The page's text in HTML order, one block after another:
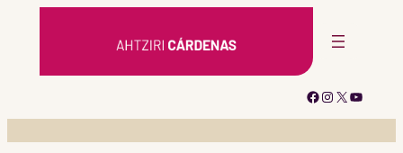
Facebook
Instagram
X YouTube